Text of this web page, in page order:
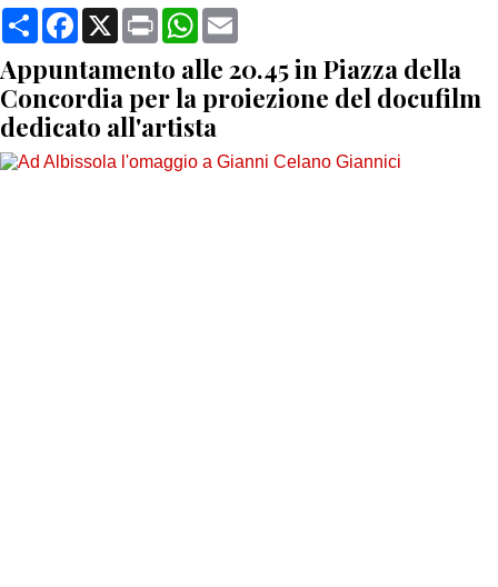
CondividiFacebook
X Print WhatsApp
Appuntamento alle 20.45 in Piazza della
Concordia per la proiezione del docufilm
dedicato all'artista